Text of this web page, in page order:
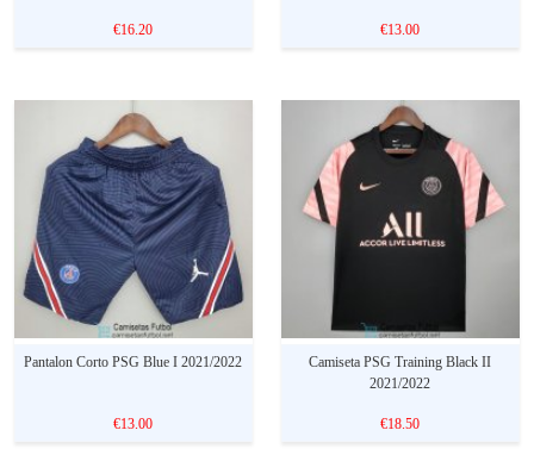
€16.20 €13.00
Pantalon Corto PSG Blue I 2021/2022
€13.00
Camiseta PSG Training Black II
2021/2022
€18.50